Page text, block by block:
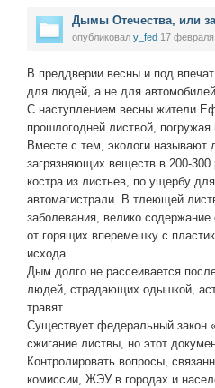
Дымы Отечества, или
опубликовал y_fed 17
В преддверии весны и под
для людей, а не для
С наступлением весны жители
прошлогодней листвой,
Вместе с тем, экологи называют
загрязняющих веществ в 200-
костра из листьев, по ущербу
автомагистрали. В тлеющей
заболевания, велико
от горящих вперемешку с
исхода.
Дым долго не рассеивается
людей, страдающих одышкой,
травят.
Существует федеральный закон
сжигание листвы, но этот
Контролировать вопросы,
комиссии, ЖЭУ в городах и